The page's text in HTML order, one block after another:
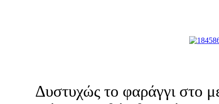
Δυστυχώς το φαράγγι στο